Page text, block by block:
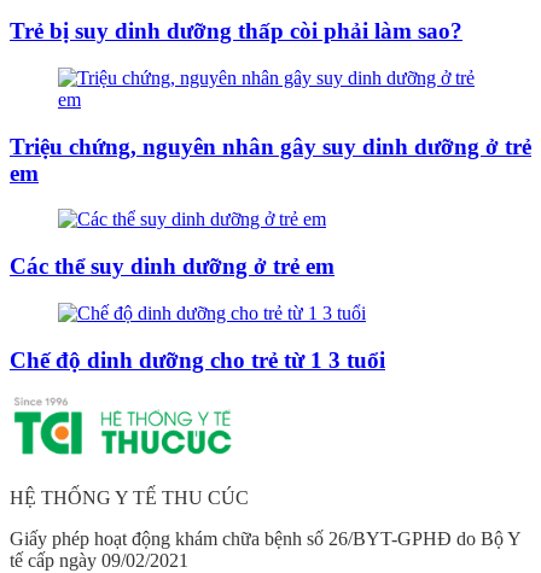
Trẻ bị suy dinh dưỡng thấp còi phải làm sao?
Triệu chứng, nguyên nhân gây suy dinh dưỡng ở trẻ
em
Các thể suy dinh dưỡng ở trẻ em
Chế độ dinh dưỡng cho trẻ từ 1 3 tuổi
HỆ THỐNG Y TẾ THU CÚC
Giấy phép hoạt động khám chữa bệnh số 26/BYT-GPHĐ do Bộ Y
tế cấp ngày 09/02/2021